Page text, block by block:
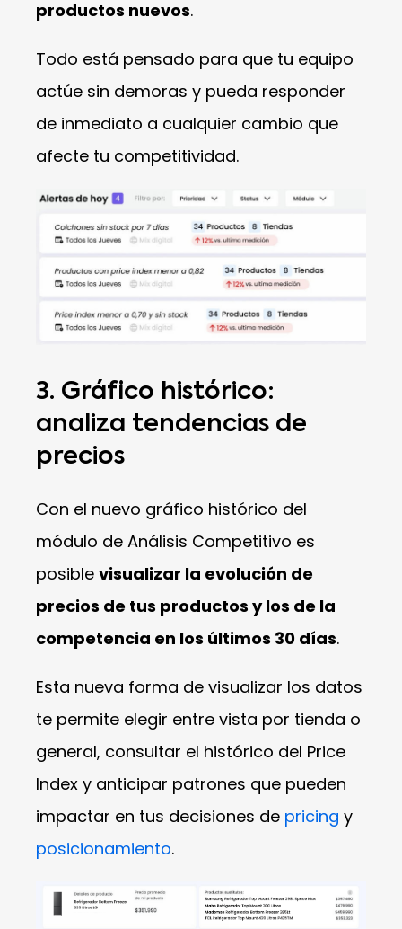
productos nuevos.
Todo está pensado para que tu equipo
actúe sin demoras y pueda responder
de inmediato a cualquier cambio que
afecte tu competitividad.
3. Gráfico histórico:
analiza tendencias de
precios
Con el nuevo gráfico histórico del
módulo de Análisis Competitivo es
posible visualizar la evolución de
precios de tus productos y los de la
competencia en los últimos 30 días.
Esta nueva forma de visualizar los datos
te permite elegir entre vista por tienda o
general, consultar el histórico del Price
Index y anticipar patrones que pueden
impactar en tus decisiones de pricing y
posicionamiento.